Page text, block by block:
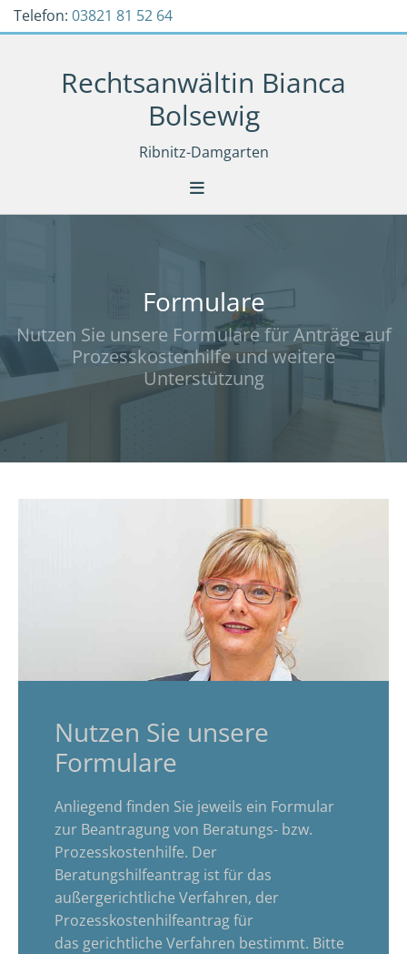
Zum Inhalt springen
Telefon: 03821 81 52 64
Rechtsanwältin Bianca
Bolsewig
Ribnitz-Damgarten
Formulare
Nutzen Sie unsere Formulare für Anträge auf
Prozesskostenhilfe und weitere
Unterstützung
Nutzen Sie unsere
Formulare
Anliegend finden Sie jeweils ein Formular
zur Beantragung von Beratungs- bzw.
Prozesskostenhilfe. Der
Beratungshilfeantrag ist für das
außergerichtliche Verfahren, der
Prozesskostenhilfeantrag für
das gerichtliche Verfahren bestimmt. Bitte